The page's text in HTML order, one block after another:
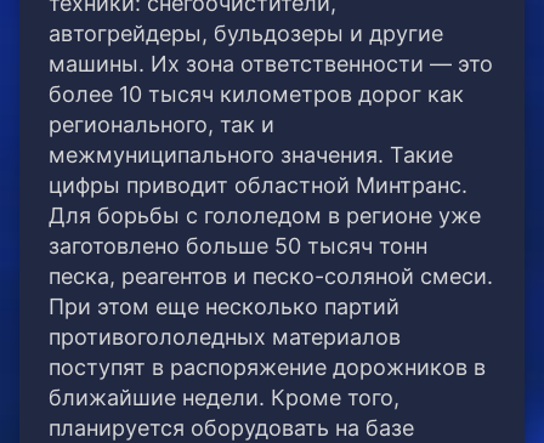
автогрейдеры, бульдозеры и другие
машины. Их зона ответственности — это
более 10 тысяч километров дорог как
регионального, так и
межмуниципального значения. Такие
цифры приводит областной Минтранс.
Для борьбы с гололедом в регионе уже
заготовлено больше 50 тысяч тонн
песка, реагентов и песко-соляной смеси.
При этом еще несколько партий
противогололедных материалов
поступят в распоряжение дорожников в
ближайшие недели. Кроме того,
планируется оборудовать на базе